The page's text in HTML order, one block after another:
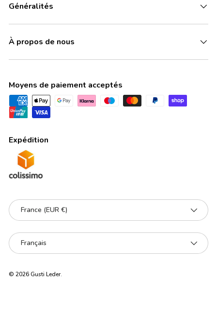
Généralités
À propos de nous
Moyens de paiement acceptés
Expédition
Pays
France (EUR €)
Langue
Français
© 2026Gusti Leder.